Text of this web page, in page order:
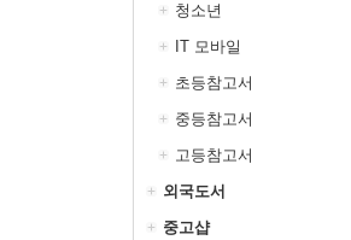
청소년
IT 모바일
초등참고서
중등참고서
고등참고서
외국도서
중고샵